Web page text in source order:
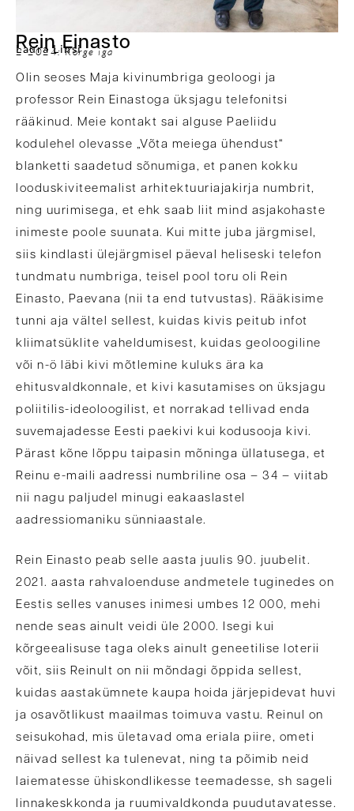
Rein Einasto
Laura Linsi
2-2024: Kõrge iga
Olin seoses Maja kivinumbriga geoloogi ja
professor Rein Einastoga üksjagu telefonitsi
rääkinud. Meie kontakt sai alguse Paeliidu
kodulehel olevasse „Võta meiega ühendust“
blanketti saadetud sõnumiga, et panen kokku
looduskiviteemalist arhitektuuriajakirja numbrit,
ning uurimisega, et ehk saab liit mind asjakohaste
inimeste poole suunata. Kui mitte juba järgmisel,
siis kindlasti ülejärgmisel päeval heliseski telefon
tundmatu numbriga, teisel pool toru oli Rein
Einasto, Paevana (nii ta end tutvustas). Rääkisime
tunni aja vältel sellest, kuidas kivis peitub infot
kliimatsüklite vaheldumisest, kuidas geoloogiline
või n-ö läbi kivi mõtlemine kuluks ära ka
ehitusvaldkonnale, et kivi kasutamises on üksjagu
poliitilis-ideoloogilist, et norrakad tellivad enda
suvemajadesse Eesti paekivi kui kodusooja kivi.
Pärast kõne lõppu taipasin mõninga üllatusega, et
Reinu e-maili aadressi numbriline osa – 34 – viitab
nii nagu paljudel minugi eakaaslastel
aadressiomaniku sünniaastale.
Rein Einasto peab selle aasta juulis 90. juubelit.
2021. aasta rahvaloenduse andmetele tuginedes on
Eestis selles vanuses inimesi umbes 12 000, mehi
nende seas ainult veidi üle 2000. Isegi kui
kõrgeealisuse taga oleks ainult geneetilise loterii
võit, siis Reinult on nii mõndagi õppida sellest,
kuidas aastakümnete kaupa hoida järjepidevat huvi
ja osavõtlikust maailmas toimuva vastu. Reinul on
seisukohad, mis ületavad oma eriala piire, ometi
näivad sellest ka tulenevat, ning ta põimib neid
laiematesse ühiskondlikesse teemadesse, sh sageli
linnakeskkonda ja ruumivaldkonda puudutavatesse.